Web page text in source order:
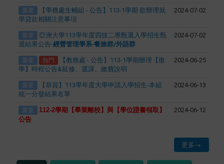
the theme,
please
widget
design
again from
the page
settings.
重要
【學務處生輔組 - 公告】113-1學期 欲辦理就
學貸款相關注意事項
2024-07-02
重要
亞洲大學113學年度四技二專甄選入學招生甄
選結果公告-經營管理學系-餐旅群/外語群
2024-07-02
重要 熱門
【教務處 - 公告】113-1學期辦理【復
學】時程公告&延修、選課、繳費說明
2024-06-25
重要
【恭賀】113學年度大學申請入學招生-本組
統一分發結果名單
2024-06-13
重要 112-2學期【畢業離校】與【學位證書領取】
公告
2024-06-12
更多→